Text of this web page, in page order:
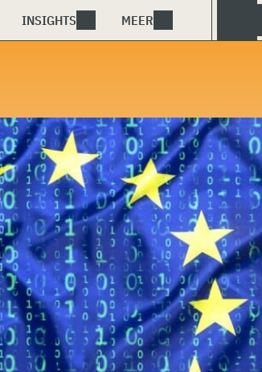
INSIGHTS MEER